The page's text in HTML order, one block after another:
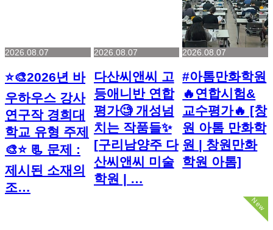
2026.08.07
⭐🎨2026년 바
우하우스 강사
연구작 경희대
학교 유형 주제
🎨⭐ 📃 문제 :
제시된 소재의
조…
2026.08.07
다산씨앤씨 고
등애니반 연합
평가🧐 개성넘
치는 작품들✨️
[구리남양주 다
산씨앤씨 미술
학원 | …
2026.08.07
#아톰만화학원
🔥연합시험&
교수평가🔥 [창
원 아톰 만화학
원 | 창원만화
학원 아톰]
New